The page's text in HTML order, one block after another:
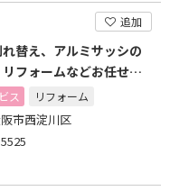
追加
替え、アルミサッシの
フォームなどお任せだ
ス リフォーム
市西淀川区